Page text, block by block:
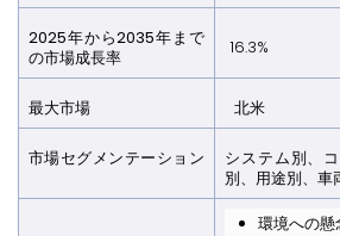
2025年から2035年まで
の市場成長率
16.3%
最大市場​​​​​​​ 北米
市場セグメンテーション​​​​​​​
システム別、
別、用途別、車
環境への懸